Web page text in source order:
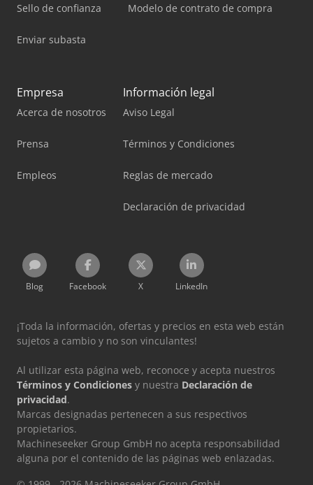
Sello de confianza
Enviar subasta
Modelo de contrato de compra
Empresa
Acerca de nosotros
Prensa
Empleos
Información legal
Aviso Legal
Términos y Condiciones
Reglas de mercado
Declaración de privacidad
Blog Facebook X LinkedIn
¡Toda la información, ofertas y precios en esta web están
sujetos a cambio y no son vinculantes!
Al utilizar esta página web, reconoce y acepta nuestros
Términos y Condiciones y nuestra Declaración de
privacidad.
Marcas designadas pertenecen a sus respectivos
propietarios.
Machineseeker Group GmbH no acepta responsabilidad
alguna por el contenido de las páginas web enlazadas.